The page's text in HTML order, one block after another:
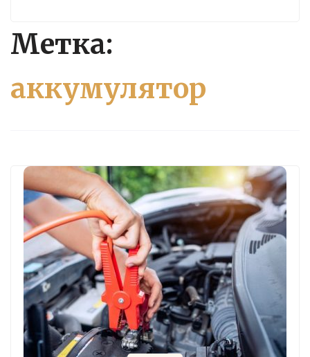
Метка:
аккумулятор